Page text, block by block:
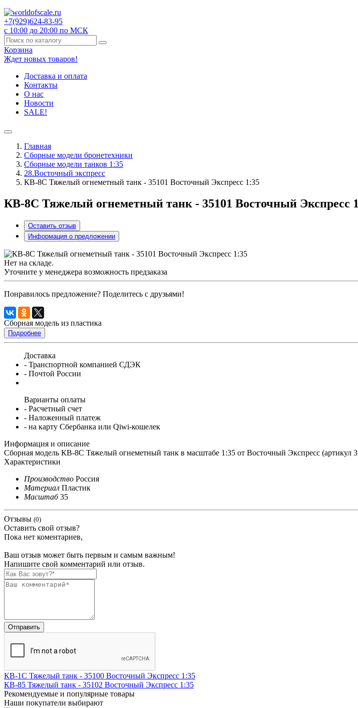
+7(929)624-83-95
с 10:00 до 20:00 по МСК
Корзина
Ждет новых товаров!
Доставка и оплата
Контакты
О нас
Новости
SALE!
Главная
Сборные модели бронетехники
Сборные модели танков 1:35
28.Восточный экспресс
КВ-8С Тяжелый огнеметный танк - 35101 Восточный Экспресс 1:35
КВ-8С Тяжелый огнеметный танк - 35101 Восточный Экспресс
Оставить отзыв
Информация о предложении
Нет на складе.
Уточните у менеджера возможность предзаказа
Понравилось предложение? Поделитесь с друзьями!
Сборная модель из пластика
Подробнее
Доставка
- Транспортной компанией СДЭК
- Почтой России
Варианты оплаты
- Расчетный счет
- Наложенный платеж
- на карту Сбербанка или Qiwi-кошелек
Информация и описание
Сборная модель КВ-8С Тяжелый огнеметный танк в масштабе 1:35 от Восточный Экспресс (артикул
Характеристики
Производство Россия
Материал Пластик
Масштаб 35
Отзывы (0)
Оставить свой отзыв?
Пока нет коментариев,
Ваш отзыв может быть первым и самым важным!
Напишите свой комментарий или отзыв.
КВ-1С Тяжелый танк - 35100 Восточный Экспресс 1:35
КВ-85 Тяжелый танк - 35102 Восточный Экспресс 1:35
Рекомендуемые и популярные товары
Наши покупатели выбирают